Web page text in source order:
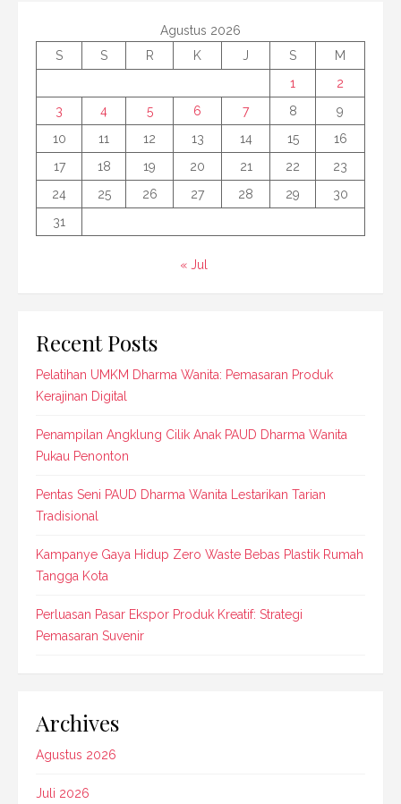
Agustus 2026
S
S R K J S
M
1
2
3
4 5 6 7 8
9
10
11 12 13 14 15
16
17
18 19 20 21 22
23
24
25 26 27 28 29
30
31
« Jul
Recent Posts
Pelatihan UMKM Dharma Wanita: Pemasaran Produk
Kerajinan Digital
Penampilan Angklung Cilik Anak PAUD Dharma Wanita
Pukau Penonton
Pentas Seni PAUD Dharma Wanita Lestarikan Tarian
Tradisional
Kampanye Gaya Hidup Zero Waste Bebas Plastik Rumah
Tangga Kota
Perluasan Pasar Ekspor Produk Kreatif: Strategi
Pemasaran Suvenir
Archives
Agustus 2026
Juli 2026